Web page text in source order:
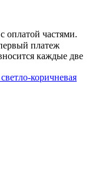
оплатой частями.
платеж
каждые две
коричневая